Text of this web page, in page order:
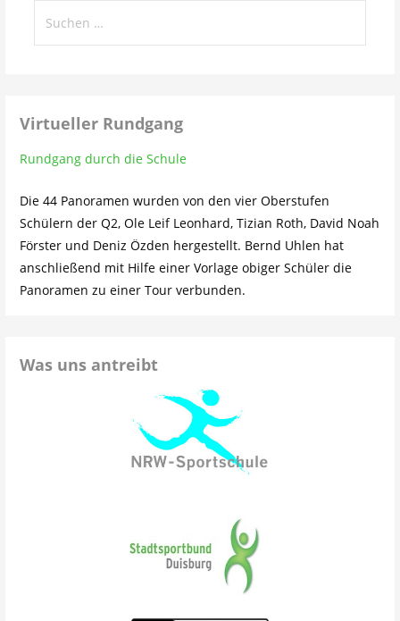
nach:
Virtueller Rundgang
Rundgang durch die Schule
Die 44 Panoramen wurden von den vier Oberstufen
Schülern der Q2, Ole Leif Leonhard, Tizian Roth, David Noah
Förster und Deniz Özden hergestellt. Bernd Uhlen hat
anschließend mit Hilfe einer Vorlage obiger Schüler die
Panoramen zu einer Tour verbunden.
Was uns antreibt